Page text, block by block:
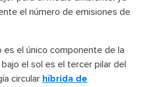
el número de emisiones de
el único componente de la
el sol es el tercer pilar del
circular híbrida de